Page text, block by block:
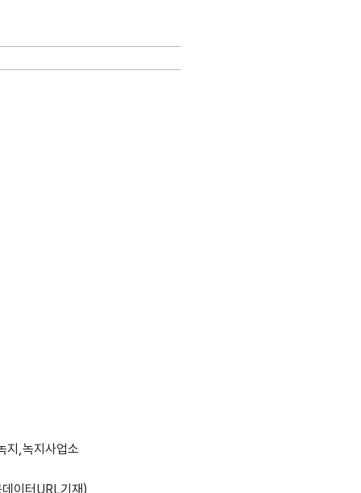
지,녹지사업소
이터URL기재)